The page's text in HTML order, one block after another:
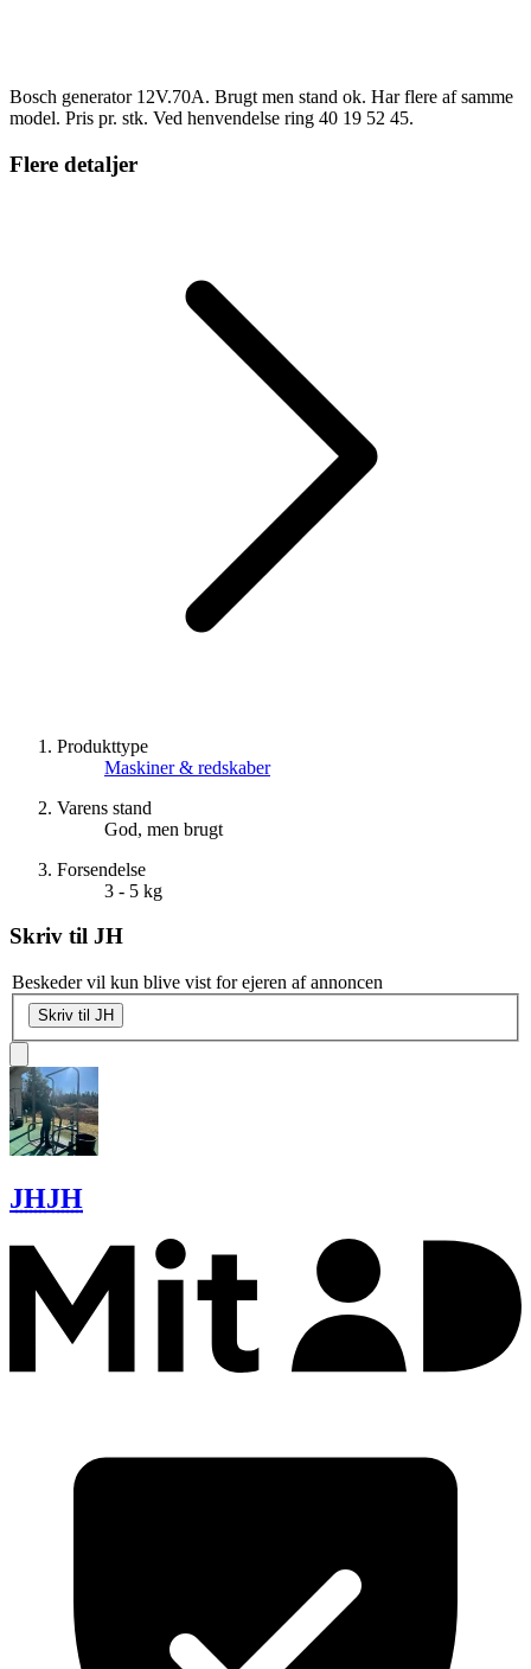
Bosch generator 12V.70A. Brugt men stand ok. Har flere af samme
model. Pris pr. stk. Ved henvendelse ring 40 19 52 45.
Flere detaljer
Produkttype
Maskiner & redskaber
Varens stand
God, men brugt
Forsendelse
3 - 5 kg
Skriv til JH
Beskeder vil kun blive vist for ejeren af annoncen
Skriv til JH
JHJH